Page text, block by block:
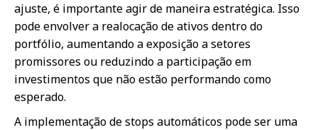
ajuste, é importante agir de maneira estratégica. Isso
pode envolver a realocação de ativos dentro do
portfólio, aumentando a exposição a setores
promissores ou reduzindo a participação em
investimentos que não estão performando como
esperado.
A implementação de stops automáticos pode ser uma